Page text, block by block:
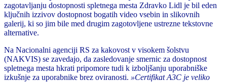
zagotavljanju dostopnosti spletnega mesta Zdravko Lidl je bil eden
ključnih izzivov dostopnost bogatih video vsebin in slikovnih
galerij, ki so jim bile med drugim zagotovljene ustrezne tekstovne
alternative.
Na Nacionalni agenciji RS za kakovost v visokem šolstvu
(NAKVIS) se zavedajo, da zasledovanje smernic za dostopnost
spletnega mesta hkrati pripomore tudi k izboljšanju uporabniške
izkušnje za uporabnike brez oviranosti. »Certifikat A3C je veliko